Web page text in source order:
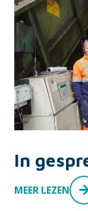
In
MEER LEZEN